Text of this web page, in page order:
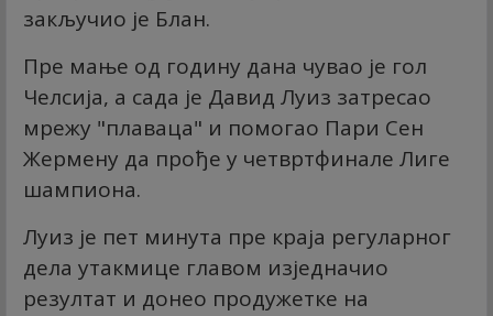
закључио је Блан.
Пре мање од годину дана чувао је гол
Челсија, а сада је Давид Луиз затресао
мрежу "плаваца" и помогао Пари Сен
Жермену да прође у четвртфинале Лиге
шампиона.
Луиз је пет минута пре краја регуларног
дела утакмице главом изједначио
резултат и донео продужетке на